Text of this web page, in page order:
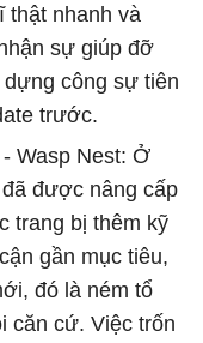
thật nhanh và
sự giúp đỡ
công sự tiên
trước.
Wasp Nest: Ở
được nâng cấp
trang bị thêm kỹ
gần mục tiêu,
đó là ném tổ
căn cứ. Việc trốn